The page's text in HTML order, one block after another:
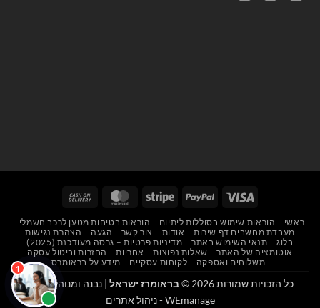
Visa
PayPal
Stripe
MasterCard
Delivery
ראשי הוראות שימוש בסוללות ליתיום
הוראות בטיחות מטען לרכב חשמלי
מעבדת מחשבים דף שירות
אודות צור קשר הגעה
הצהרת נגישות
בלוג
תנאי השימוש באתר
מדיניות פרטיות – גרסה מעודכנת (2025)
אוטומציה של האתר
שאלות נפוצות אחריות
החזרות וביטול עסקה
משלוחים ואספקה
לקוחות עסקיים מידע על בראומרס
כל הזכויות שמורות 2026 © בראומרז ישראל | נבנה ומנוהל על ידי
WEmanage - ניהול אתרים